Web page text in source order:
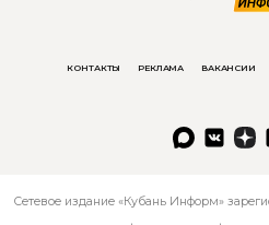
КОНТАКТЫ РЕКЛАМА ВАКАНСИИ
Сетевое издание «Кубань Информ»